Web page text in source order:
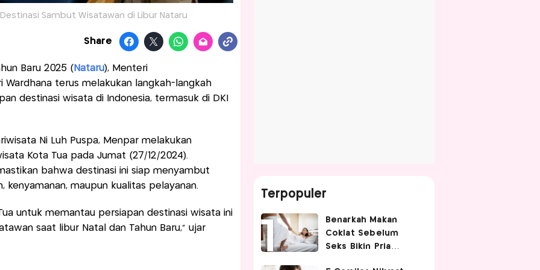
Sambut Wisatawan di Libur Nataru
Share
Baru 2025 ( Nataru), Menteri
Wardhana terus melakukan langkah-langkah
destinasi wisata di Indonesia, termasuk di DKI
Ni Luh Puspa, Menpar melakukan
Kota Tua pada Jumat (27/12/2024).
bahwa destinasi ini siap menyambut
kenyamanan, maupun kualitas pelayanan.
untuk memantau persiapan destinasi wisata ini
saat libur Natal dan Tahun Baru," ujar
Terpopuler
Benarkah Makan
Coklat Sebelum
Seks Bikin Pria